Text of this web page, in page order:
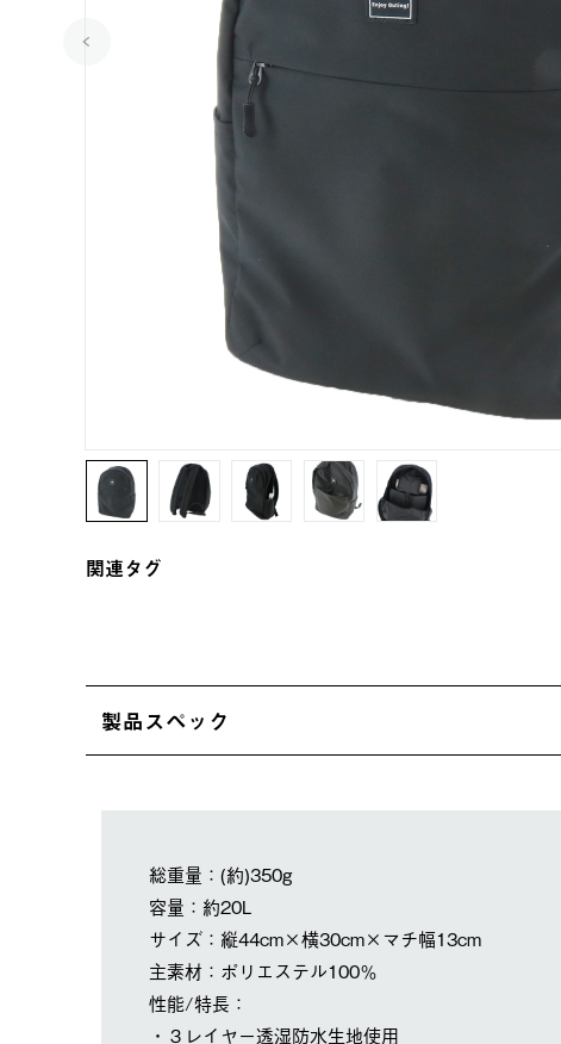
関連タグ
製品スペック
総重量：(約)350g
容量：約20L
サイズ：縦44cm×横30cm×マチ幅13cm
主素材：ポリエステル100％
性能/特長：
・３レイヤー透湿防水生地使用